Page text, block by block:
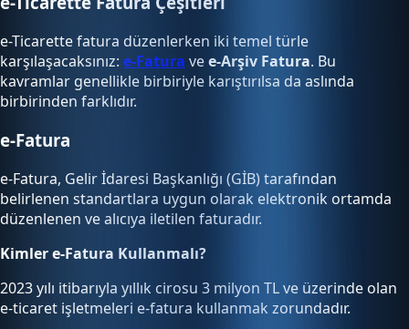
e-Ticarette fatura düzenlerken iki temel türle
karşılaşacaksınız: e-Fatura vee-Arşiv Fatura. Bu
kavramlar genellikle birbiriyle karıştırılsa da aslında
birbirinden farklıdır.
e-Fatura
e-Fatura, Gelir İdaresi Başkanlığı (GİB) tarafından
belirlenen standartlara uygun olarak elektronik ortamda
düzenlenen ve alıcıya iletilen faturadır.
Kimler e-Fatura Kullanmalı?
2023 yılı itibarıyla yıllık cirosu 3 milyon TL ve üzerinde olan
e-ticaret işletmeleri e-fatura kullanmak zorundadır.